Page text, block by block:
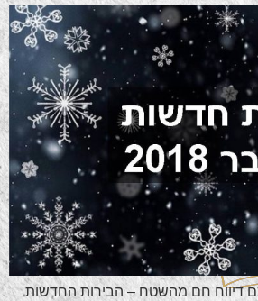
דיווח חם מהשטח – הבירות החדשות